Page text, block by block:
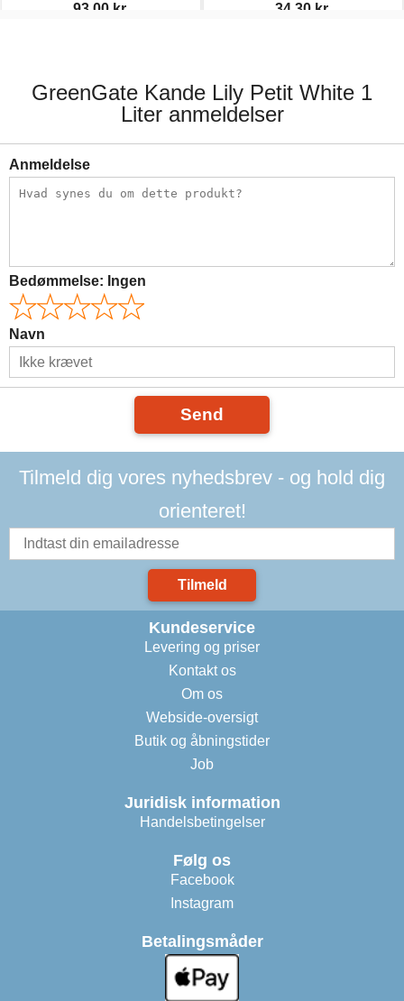
93,00 kr. 34,30 kr.
GreenGate Kande Lily Petit White 1
Liter anmeldelser
Anmeldelse
Bedømmelse: Ingen
Navn
Send
Tilmeld dig vores nyhedsbrev - og hold dig
orienteret!
Tilmeld
Kundeservice
Levering og priser
Kontakt os
Om os
Webside-oversigt
Butik og åbningstider
Job
Juridisk information
Handelsbetingelser
Følg os
Facebook
Instagram
Betalingsmåder